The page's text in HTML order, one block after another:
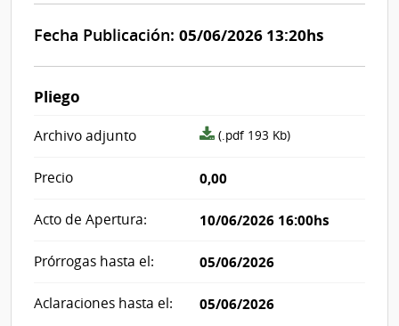
Fecha Publicación: 05/06/2026 13:20hs
Pliego
Archivo adjunto
archivo
(.pdf 193 Kb)
Precio 0,00
Acto de Apertura: 10/06/2026 16:00hs
Prórrogas hasta el: 05/06/2026
Aclaraciones hasta el: 05/06/2026